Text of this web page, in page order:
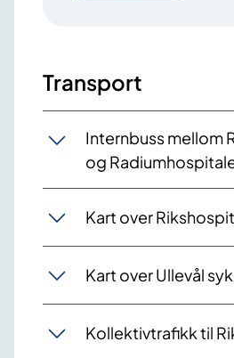
Transport
Internbuss mellom
og
Kart over
Kart over Ullevål
Kollektivtrafikk til